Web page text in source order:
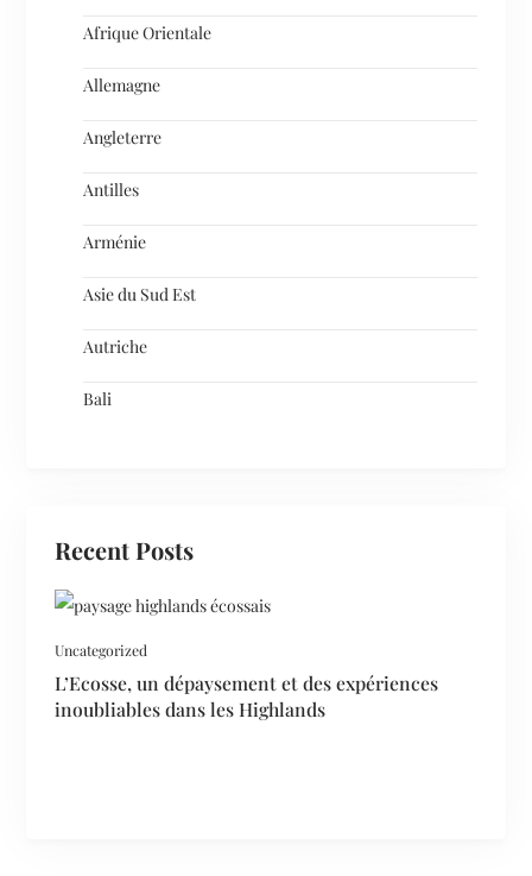
Afrique Orientale
Allemagne
Angleterre
Antilles
Arménie
Asie du Sud Est
Autriche
Bali
Recent Posts
Uncategorized
L’Ecosse, un dépaysement et des expériences
inoubliables dans les Highlands